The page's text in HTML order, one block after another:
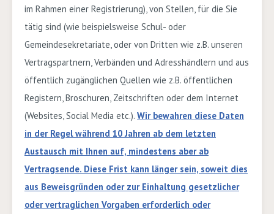
im Rahmen einer Registrierung), von Stellen, für die Sie
tätig sind (wie beispielsweise Schul- oder
Gemeindesekretariate, oder von Dritten wie z.B. unseren
Vertragspartnern, Verbänden und Adresshändlern und aus
öffentlich zugänglichen Quellen wie z.B. öffentlichen
Registern, Broschuren, Zeitschriften oder dem Internet
(Websites, Social Media etc.). Wir bewahren diese Daten
in der Regel während 10 Jahren ab dem letzten
Austausch mit Ihnen auf, mindestens aber ab
Vertragsende. Diese Frist kann länger sein, soweit dies
aus Beweisgründen oder zur Einhaltung gesetzlicher
oder vertraglichen Vorgaben erforderlich oder